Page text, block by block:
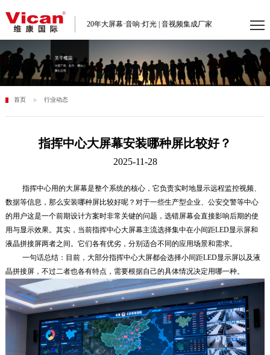
20年大屏幕·音响·灯光 | 音视频集成厂家
首页 > 行业动态
指挥中心大屏幕安装哪种屏比较好？
2025-11-28
指挥中心用的大屏幕是整个系统的核心，它负责实时地显示远程监控视频、
数据等信息，那么安装哪种屏比较好呢？对于一些生产型企业、公安交警等中心
的用户这是一个前期设计方案时非常关键的问题，选错屏幕会直接影响后期的使
用与显示效果。其实， 当前指挥中心大屏幕主流选择集中在小间距LED显示屏和
液晶拼接屏两者之间。它们各有优劣，分别适合不同的应用场景和需求。
一句话总结：目前，大部分指挥中心大屏都会选择小间距LED显示屏以及液
晶拼接屏，不过二者也各有特点，需要根据自己的具体情况决定用哪一种。